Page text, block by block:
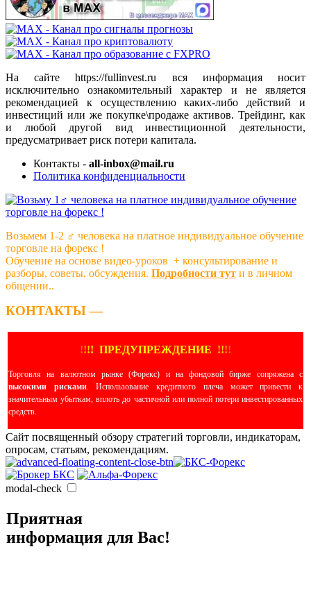
На сайте https://fullinvest.ru вся информация носит
исключительно ознакомительный характер и не является
рекомендацией к осуществлению каких-либо действий и
инвестиций или же покупке\продаже активов. Трейдинг, как
и любой другой вид инвестиционной деятельности,
предусматривает риск потери капитала.
Контакты - all-inbox@mail.ru
Политика конфиденциальности
Возьмем 1-2 ‍♂️ человека на платное индивидуальное обучение
торговле на форекс !
Обучение на основе видео-уроков ️ + консультирование и
разборы, советы, обсуждения. Подробности тут и в личном
общении..
КОНТАКТЫ —
!!!! ПРЕДУПРЕЖДЕНИЕ !!!!
Торговля на валютном рынке (Форекс) и на фондовой бирже сопряжена с
высокими рисками. Использование кредитного плеча может привести к
значительным убыткам, вплоть до частичной или полной потери инвестированных
средств.
Сайт посвященный обзору стратегий торговли, индикаторам,
опросам, статьям, рекомендациям.
modal-check
Приятная
информация для Вас!